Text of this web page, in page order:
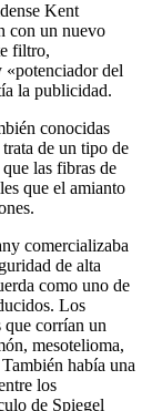
Kent
con un nuevo
filtro,
«potenciador del
la publicidad.
conocidas
de un tipo de
las fibras de
que el amianto
comercializaba
de alta
como uno de
Los
que corrían un
mesotelioma,
había una
los
de Spiegel